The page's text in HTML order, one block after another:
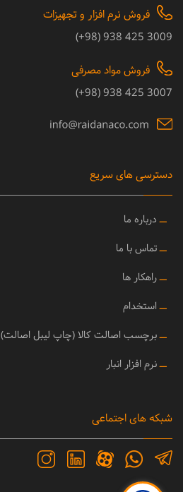
فروش نرم افزار و تجهیزات
3009 425 938 (98+)
فروش مواد مصرفی
3007 425 938 (98+)
دسترسی های سریع
ــ درباره ما
ــتماس با ما
ــراهکار ها
ــ استخدام
ــبرچسب اصالت کالا (چاپ لیبل اصالت)
ــنرم افزار انبار
شبکه های اجتماعی